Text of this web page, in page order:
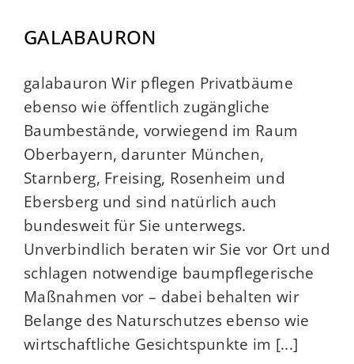
GALABAURON
galabauron Wir pflegen Privatbäume
ebenso wie öffentlich zugängliche
Baumbestände, vorwiegend im Raum
Oberbayern, darunter München,
Starnberg, Freising, Rosenheim und
Ebersberg und sind natürlich auch
bundesweit für Sie unterwegs.
Unverbindlich beraten wir Sie vor Ort und
schlagen notwendige baumpflegerische
Maßnahmen vor – dabei behalten wir
Belange des Naturschutzes ebenso wie
wirtschaftliche Gesichtspunkte im [...]